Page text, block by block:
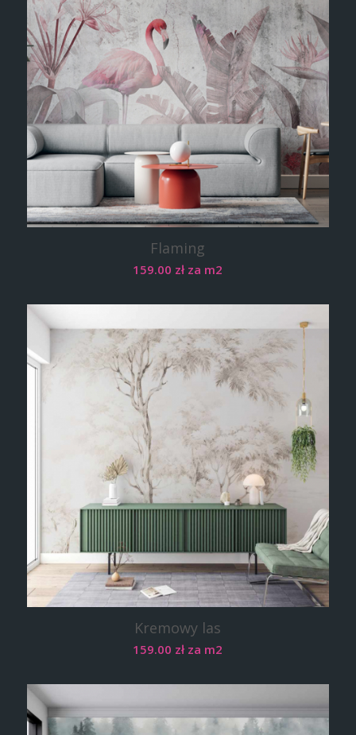
Flaming
159.00 zł za m2
Kremowy las
159.00 zł za m2